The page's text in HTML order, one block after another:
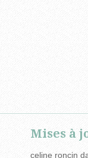
Mises à
celine roncin